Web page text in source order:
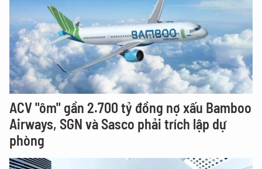
ACV "ôm" gần 2.700 tỷ đồng nợ xấu Bamboo
Airways, SGN và Sasco phải trích lập dự
phòng